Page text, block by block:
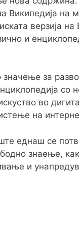
Википедија на
верзија
и
за
во
на
еднаш се
знаење,
и